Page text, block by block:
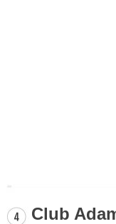
Club